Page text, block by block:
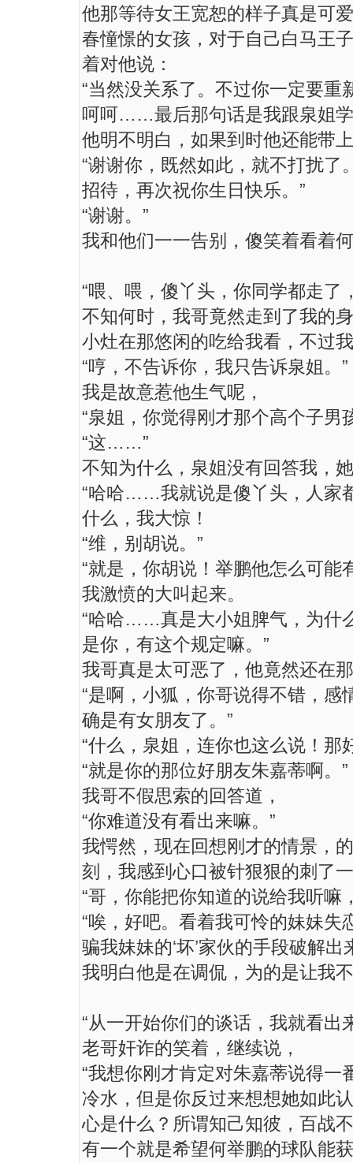
他那等待女王宽恕的样子真是可
春憧憬的女孩，对于自己白马王
着对他说：
“当然没关系了。不过你一定要重
呵呵……最后那句话是我跟泉姐
他明不明白，如果到时他还能带
“谢谢你，既然如此，就不打扰
招待，再次祝你生日快乐。”
“谢谢。”
我和他们一一告别，傻笑着看着
“喂、喂，傻丫头，你同学都走了
不知何时，我哥竟然走到了我的
小灶在那悠闲的吃给我看，不过
“哼，不告诉你，我只告诉泉姐。”
我是故意惹他生气呢，
“泉姐，你觉得刚才那个高个子男
“这……”
不知为什么，泉姐没有回答我，
“哈哈……我就说是傻丫头，人家
什么，我大惊！
“维，别胡说。”
“就是，你胡说！举鹏他怎么可能
我激愤的大叫起来。
“哈哈……真是大小姐脾气，为什
是你，有这个规定嘛。”
我哥真是太可恶了，他竟然还在
“是啊，小狐，你哥说得不错，
确是有女朋友了。”
“什么，泉姐，连你也这么说！那
“就是你的那位好朋友朱嘉蒂啊。”
我哥不假思索的回答道，
“你难道没有看出来嘛。”
我愕然，现在回想刚才的情景，
刻，我感到心口被针狠狠的刺了
“哥，你能把你知道的说给我听嘛
“唉，好吧。看着我可怜的妹妹
骗我妹妹的‘坏’家伙的手段破解出
我明白他是在调侃，为的是让我
“从一开始你们的谈话，我就看出
老哥奸诈的笑着，继续说，
“我想你刚才肯定对朱嘉蒂说得
冷水，但是你反过来想想她如此
心是什么？所谓知己知彼，百战
有一个就是希望何举鹏的球队能